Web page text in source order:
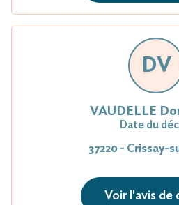
DV
VAUDELLE
Date du
37220 - Crissay-
Voir l'avis de